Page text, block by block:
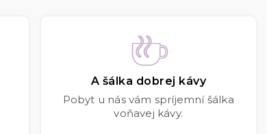
A šálka dobrej kávy
Pobyt u nás vám spríjemní šálka
voňavej kávy.